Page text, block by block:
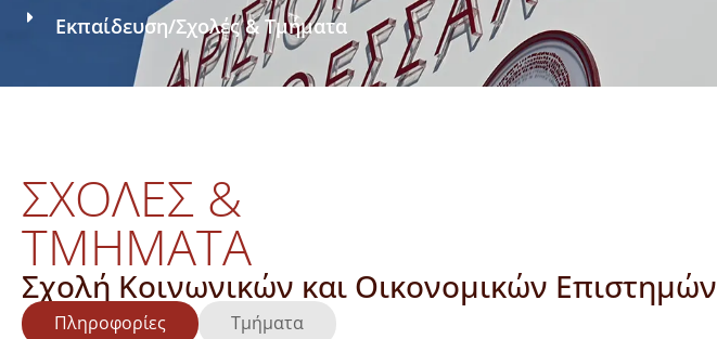
Εκπαίδευση/Σχολές & Τμήματα
ΣΧΟΛΕΣ &
ΤΜΗΜΑΤΑ
Σχολή Κοινωνικών και Οικονομικών Επιστημών
Πληροφορίες Τμήματα